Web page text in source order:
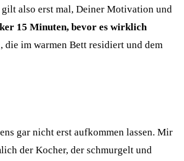
also erst mal, Deiner Motivation und
15 Minuten, bevor es wirklich
im warmen Bett residiert und dem
gar nicht erst aufkommen lassen. Mir
der Kocher, der schmurgelt und